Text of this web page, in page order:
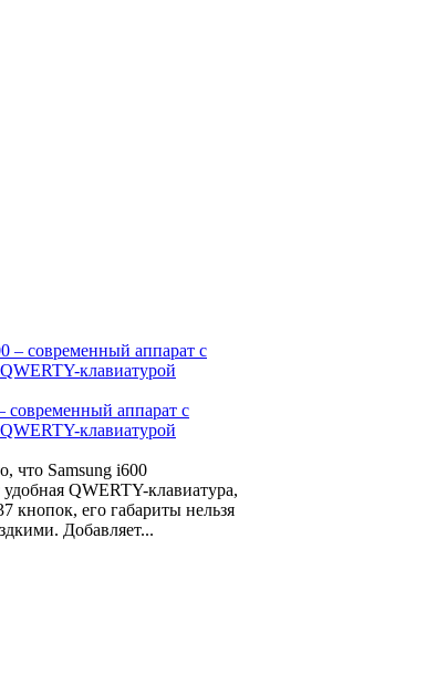
современный аппарат с
клавиатурой
что Samsung i600
удобная QWERTY-клавиатура,
кнопок, его габариты нельзя
Добавляет...